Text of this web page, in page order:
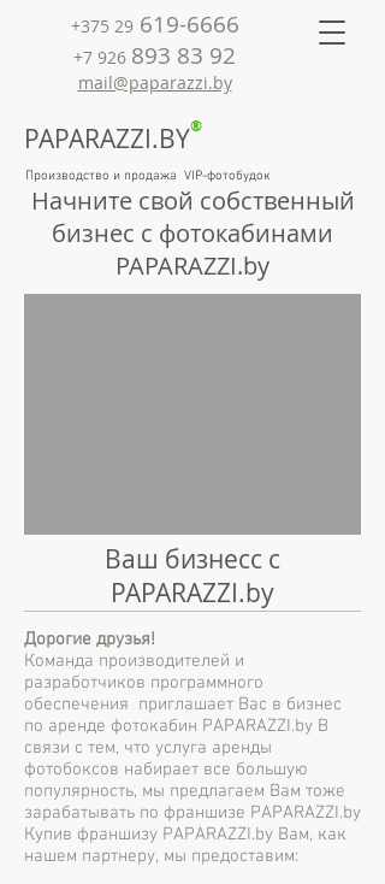
PAPARAZZI.BY®
Производство и продажа VIP-фотобудок
+375 29 619-6666
+7 926 893 83 92
mail@paparazzi.by
Начните свой собственный
бизнес с фотокабинами
PAPARAZZI.by
Ваш бизнесc с
PAPARAZZI.by
Дорогие друзья!
Команда производителей и
разработчиков программного
обеспечения приглашает Вас в бизнес
по аренде фотокабин PAPARAZZI.by В
связи с тем, что услуга аренды
фотобоксов набирает все большую
популярность, мы предлагаем Вам тоже
зарабатывать по франшизе PAPARAZZI.by
Купив франшизу PAPARAZZI.by Вам, как
нашем партнеру, мы предоставим: